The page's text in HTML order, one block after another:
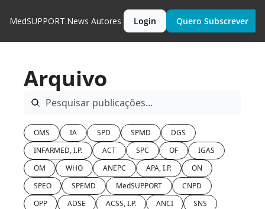
MedSUPPORT.News Autores Login Quero Subscrever
Arquivo
OMS IA SPD SPMD
DGS
INFARMED, I.P.
ACT SPC OF
IGAS
OM
WHO ANEPC APA, I.P.
ON
SPEO
SPEMD MedSUPPORT
CNPD
OPP
ADSE ACSS, I.P. ANCI
SNS